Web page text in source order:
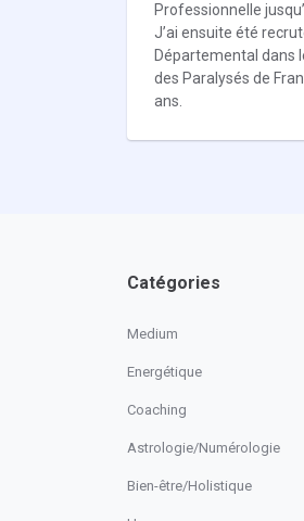
Professionnelle
​J’ai ensuite été
Départemental dans
des Paralysés de
ans.
Catégories
Medium
Energétique
Coaching
Astrologie/Numérologie
Bien-être/Holistique